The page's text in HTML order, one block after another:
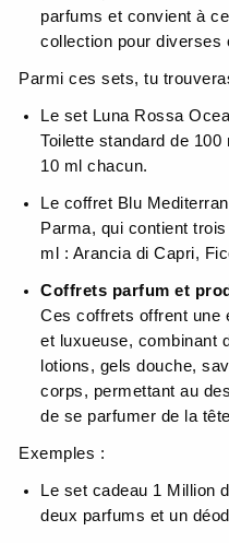
parfums et convient à
collection pour diverses
Parmi ces sets, tu
Le set Luna Rossa
Toilette standard de
10 ml chacun.
Le coffret Blu
Parma, qui contient
ml : Arancia di Capri,
Coffrets parfum et
Ces coffrets offrent une
et luxueuse, combinant
lotions, gels douche,
corps, permettant au
de se parfumer de la
Exemples :
Le set cadeau 1 Million
deux parfums et un